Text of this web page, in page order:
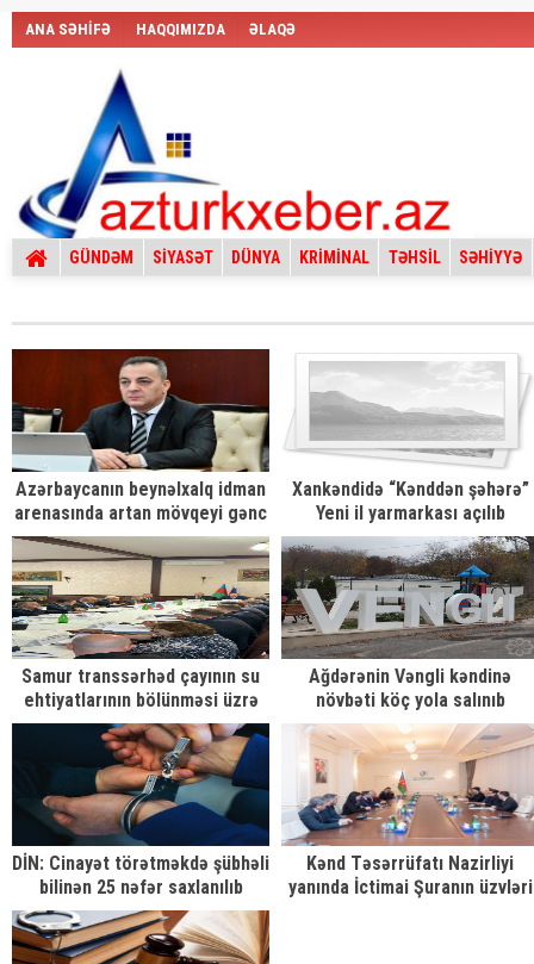
ANA SƏHİFƏ HAQQIMIZDA ƏLAQƏ
GÜNDƏM SİYASƏT DÜNYA KRİMİNAL TƏHSİL SƏHİYYƏ
Azərbaycanın beynəlxalq idman
arenasında artan mövqeyi gənc
nəslə göstərilən diqqətin
nəticəsidir ŞƏRH
Xankəndidə “Kənddən şəhərə”
Yeni il yarmarkası açılıb
Samur transsərhəd çayının su
ehtiyatlarının bölünməsi üzrə
Azərbaycan–Rusiya Birgə
Komissiyasının 28-ci iclası
keçirilib
Ağdərənin Vəngli kəndinə
növbəti köç yola salınıb
DİN: Cinayət törətməkdə şübhəli
bilinən 25 nəfər saxlanılıb
Kənd Təsərrüfatı Nazirliyi
yanında İctimai Şuranın üzvləri